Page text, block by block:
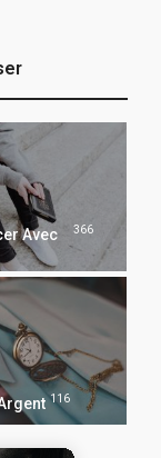
Avec
366
116